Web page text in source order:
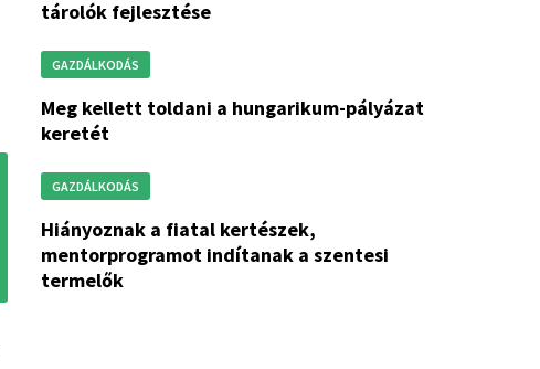
tárolók fejlesztése
GAZDÁLKODÁS
meg kellett toldani a hungarikum-pályázat
keretét
GAZDÁLKODÁS
hiányoznak a fiatal kertészek,
mentorprogramot indítanak a szentesi
termelők